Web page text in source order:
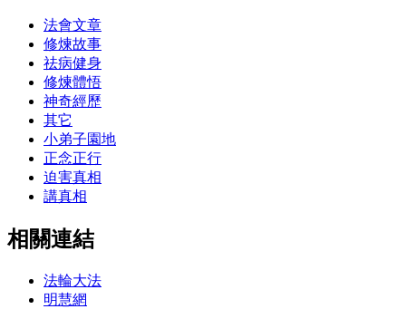
法會文章
修煉故事
祛病健身
修煉體悟
神奇經歷
其它
小弟子園地
正念正行
迫害真相
講真相
相關連結
法輪大法
明慧網